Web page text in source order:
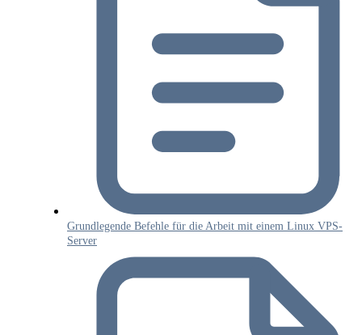
Grundlegende Befehle für die Arbeit mit einem Linux VPS-
Server